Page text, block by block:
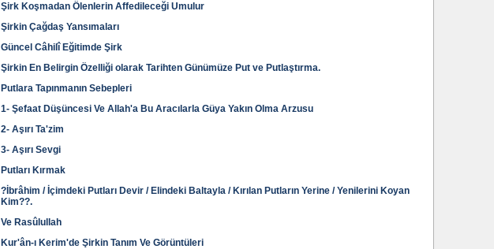
Şirk Koşmadan Ölenlerin Affedileceği Umulur
Şirkin Çağdaş Yansımaları
Güncel Câhilî Eğitimde Şirk
Şirkin En Belirgin Özelliği olarak Tarihten Günümüze Put ve Putlaştırma.
Putlara Tapınmanın Sebepleri
1- Şefaat Düşüncesi Ve Allah'a Bu Aracılarla Güya Yakın Olma Arzusu
2- Aşırı Ta'zim
3- Aşırı Sevgi
Putları Kırmak
?İbrâhim / İçimdeki Putları Devir / Elindeki Baltayla / Kırılan Putların Yerine / Yenilerini Koyan
Kim??.
Ve Rasûlullah
Kur'ân-ı Kerim'de Şirkin Tanım Ve Görüntüleri